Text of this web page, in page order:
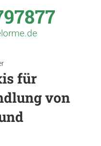
für
von